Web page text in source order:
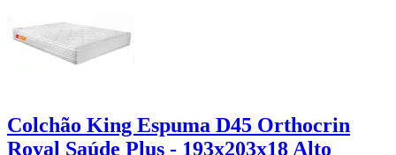
Colchão King Espuma D45 Orthocrin
Royal Saúde Plus - 193x203x18 Alto